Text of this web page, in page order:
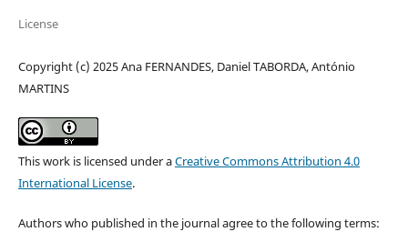
License
Copyright (c) 2025 Ana FERNANDES, Daniel TABORDA, António
MARTINS
This work is licensed under aCreative Commons Attribution 4.0
International License.
Authors who published in the journal agree to the following terms: